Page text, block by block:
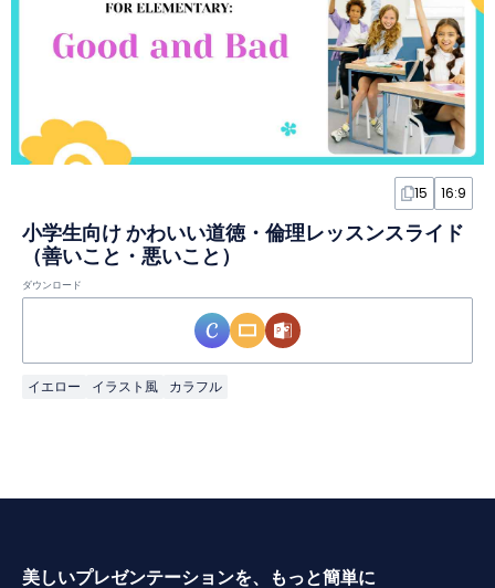
15 16:9
小学生向け かわいい道徳・倫理レッスンスライド
（善いこと・悪いこと）
ダウンロード
イエロー イラスト風 カラフル
美しいプレゼンテーションを、もっと簡単に